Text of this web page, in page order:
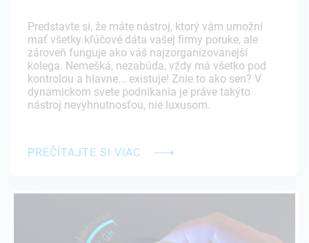
Predstavte si, že máte nástroj, ktorý vám umožní
mať všetky kľúčové dáta vašej firmy poruke, ale
zároveň funguje ako váš najzorganizovanejší
kolega. Nemešká, nezabúda, vždy má všetko pod
kontrolou a hlavne... existuje! Znie to ako sen? V
dynamickom svete podnikania je práve takýto
nástroj nevyhnutnosťou, nie luxusom.
PREČÍTAJTE SI VIAC